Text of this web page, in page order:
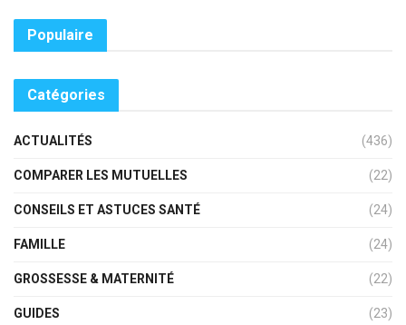
Populaire
Catégories
ACTUALITÉS (436)
COMPARER LES MUTUELLES (22)
CONSEILS ET ASTUCES SANTÉ (24)
FAMILLE (24)
GROSSESSE & MATERNITÉ (22)
GUIDES (23)